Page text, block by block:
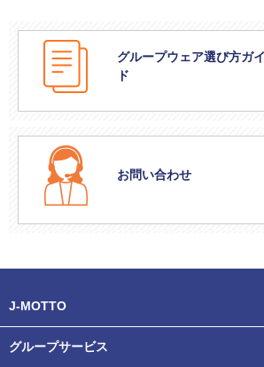
グループウェア選び方ガ
ド
お問い合わせ
J-MOTTO
グループサービス